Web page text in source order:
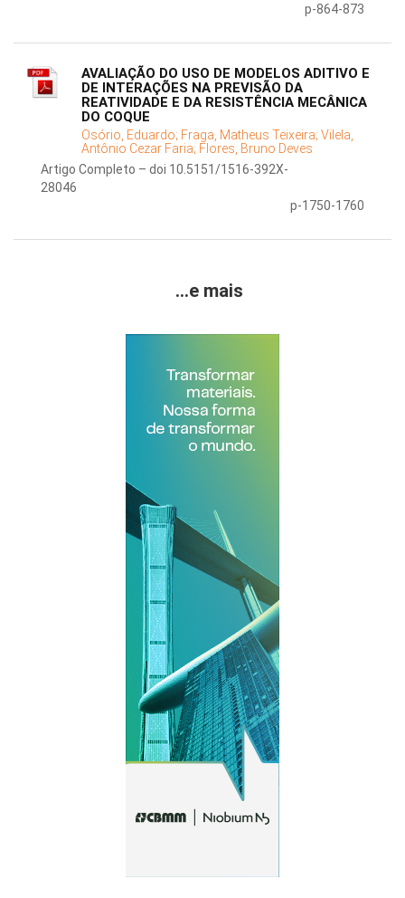
p-864-873
AVALIAÇÃO DO USO DE MODELOS ADITIVO E
DE INTERAÇÕES NA PREVISÃO DA
REATIVIDADE E DA RESISTÊNCIA MECÂNICA
DO COQUE
Osório, Eduardo; Fraga, Matheus Teixeira; Vilela,
Antônio Cezar Faria; Flores, Bruno Deves
Artigo Completo – doi 10.5151/1516-392X-
28046
p-1750-1760
...e mais